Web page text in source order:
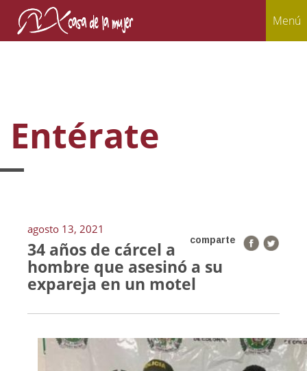
Menú
Entérate
agosto 13, 2021
comparte
34 años de cárcel a
hombre que asesinó a su
expareja en un motel